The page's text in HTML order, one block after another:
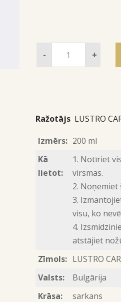
- +
Ražotājs LUSTRO
Izmērs: 200 ml
Kā
lietot:
1. Notīriet
virsmas.
2.
3.
visu, ko
4.
atstājiet
Zīmols: LUSTRO
Valsts:
Bulgārija
Krāsa:
sarkans